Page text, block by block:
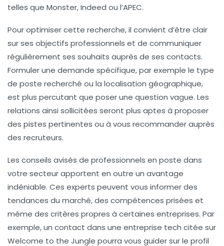
telles que Monster, Indeed ou l’APEC.
Pour optimiser cette recherche, il convient d’être clair
sur ses objectifs professionnels et de communiquer
régulièrement ses souhaits auprès de ses contacts.
Formuler une demande spécifique, par exemple le type
de poste recherché ou la localisation géographique,
est plus percutant que poser une question vague. Les
relations ainsi sollicitées seront plus aptes à proposer
des pistes pertinentes ou à vous recommander auprès
des recruteurs.
Les conseils avisés de professionnels en poste dans
votre secteur apportent en outre un avantage
indéniable. Ces experts peuvent vous informer des
tendances du marché, des compétences prisées et
même des critères propres à certaines entreprises. Par
exemple, un contact dans une entreprise tech citée sur
Welcome to the Jungle pourra vous guider sur le profil